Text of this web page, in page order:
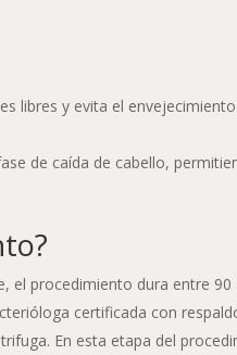
libres y evita el
de caída de cabello,
el procedimiento dura entre 90
certificada con
En esta etapa del